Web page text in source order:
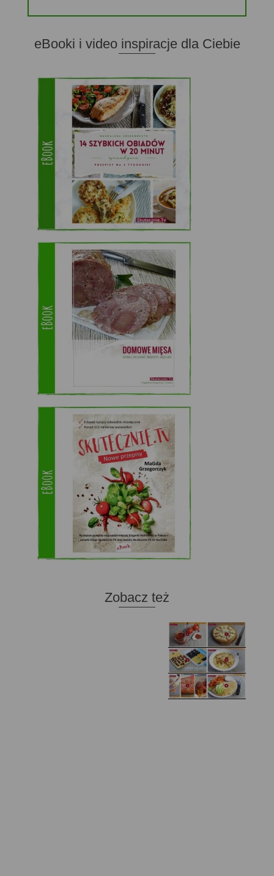
eBooki i video inspiracje dla Ciebie
Zobacz też
Domowy ketchup (bez
cukru)
Tarta francuska z
cebulą i pomidorem
Domowe żelki
Zupa kurkowa z
selerem i pietruszką